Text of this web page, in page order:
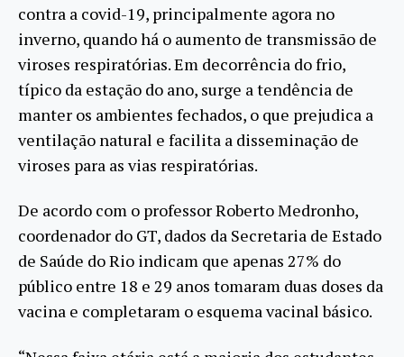
contra a covid-19, principalmente agora no
inverno, quando há o aumento de transmissão de
viroses respiratórias. Em decorrência do frio,
típico da estação do ano, surge a tendência de
manter os ambientes fechados, o que prejudica a
ventilação natural e facilita a disseminação de
viroses para as vias respiratórias.
De acordo com o professor Roberto Medronho,
coordenador do GT, dados da Secretaria de Estado
de Saúde do Rio indicam que apenas 27% do
público entre 18 e 29 anos tomaram duas doses da
vacina e completaram o esquema vacinal básico.